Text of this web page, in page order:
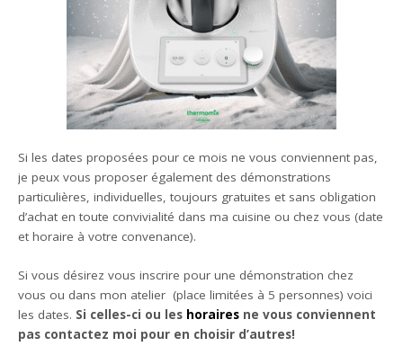
Si les dates proposées pour ce mois ne vous conviennent pas,
je peux vous proposer également des démonstrations
particulières, individuelles, toujours gratuites et sans obligation
d’achat en toute convivialité dans ma cuisine ou chez vous (date
et horaire à votre convenance).
Si vous désirez vous inscrire pour une démonstration chez
vous ou dans mon atelier (place limitées à 5 personnes) voici
les dates. Si celles-ci ou les horaires ne vous conviennent
pas contactez moi pour en choisir d’autres!